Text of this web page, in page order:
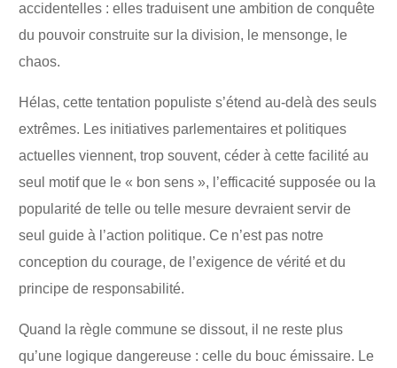
accidentelles : elles traduisent une ambition de conquête
du pouvoir construite sur la division, le mensonge, le
chaos.
Hélas, cette tentation populiste s’étend au-delà des seuls
extrêmes. Les initiatives parlementaires et politiques
actuelles viennent, trop souvent, céder à cette facilité au
seul motif que le « bon sens », l’efficacité supposée ou la
popularité de telle ou telle mesure devraient servir de
seul guide à l’action politique. Ce n’est pas notre
conception du courage, de l’exigence de vérité et du
principe de responsabilité.
Quand la règle commune se dissout, il ne reste plus
qu’une logique dangereuse : celle du bouc émissaire. Le